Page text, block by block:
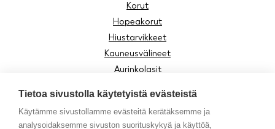
Korut
Hopeakorut
Hiustarvikkeet
Kauneusvälineet
Aurinkolasit
Lasten tuotteet
Asusteet
Tietoa sivustolla käytetyistä evästeistä
Käytämme sivustollamme evästeitä kerätäksemme ja
analysoidaksemme sivuston suorituskykyä ja käyttöä,